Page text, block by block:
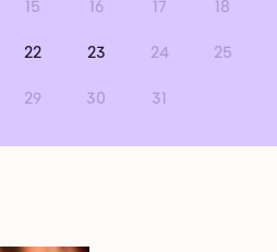
15 16 17 18
22 23 24 25
29 30 31